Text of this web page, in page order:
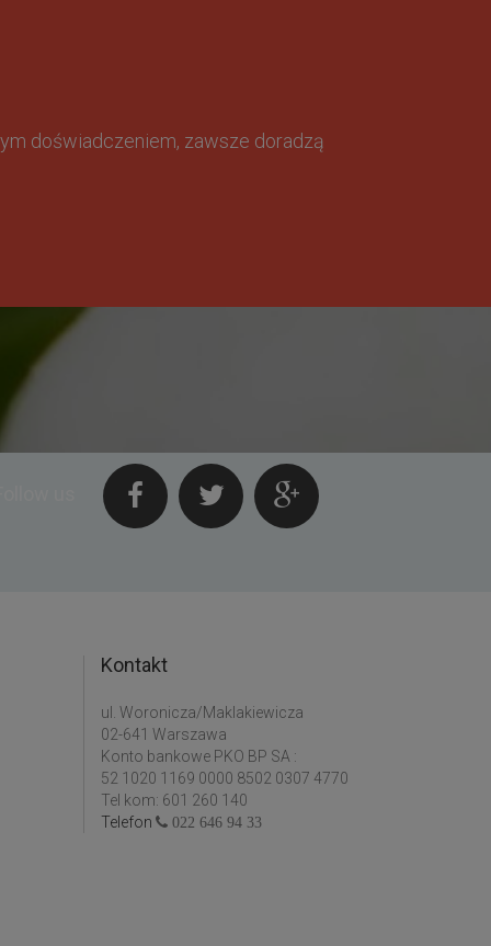
doświadczeniem, zawsze doradzą
Kontakt
ul. Woronicza/Maklakiewicza
02-641 Warszawa
Konto bankowe PKO BP SA :
52 1020 1169 0000 8502 0307 4770
Tel kom: 601 260 140
Telefon
022 646 94 33